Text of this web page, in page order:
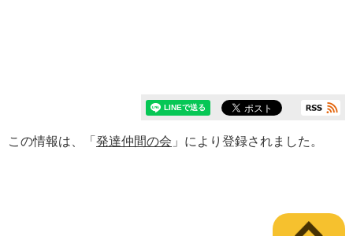
この情報は、「 発達仲間の会 」により登録されました。